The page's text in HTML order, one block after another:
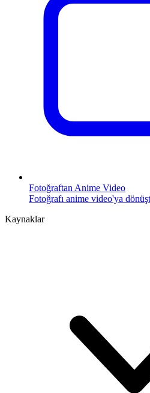
Fotoğraftan Anime Video
Fotoğrafı anime video'ya
Kaynaklar